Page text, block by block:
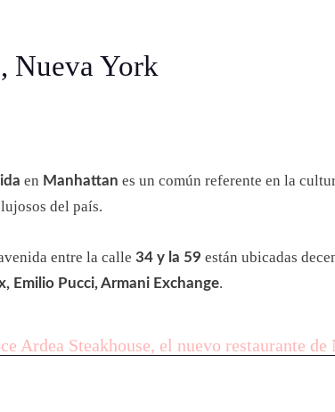
Nueva York
en Manhattan es un común referente en la
del país.
entre la calle 34 y la 59 están ubicadas
Emilio Pucci, Armani Exchange.
Ardea Steakhouse, el nuevo restaurante de